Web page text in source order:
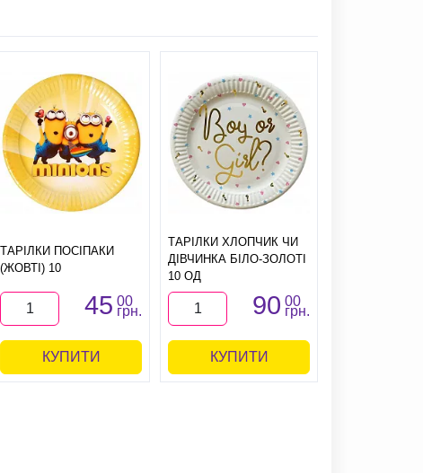
ТАРІЛКИ ПОСІПАКИ
(ЖОВТІ) 10
45 00
грн.
КУПИТИ
ТАРІЛКИ ХЛОПЧИК ЧИ
ДІВЧИНКА БІЛО-ЗОЛОТІ
10 ОД
90 00
грн.
КУПИТИ